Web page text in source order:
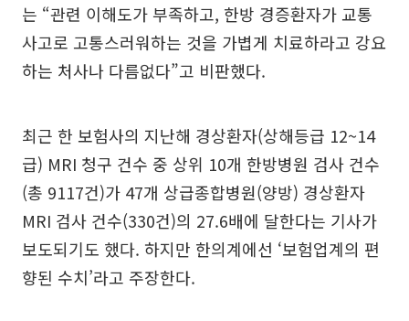
는 “관련 이해도가 부족하고, 한방 경증환자가 교통
사고로 고통스러워하는 것을 가볍게 치료하라고 강요
하는 처사나 다름없다”고 비판했다.
최근 한 보험사의 지난해 경상환자(상해등급 12~14
급) MRI 청구 건수 중 상위 10개 한방병원 검사 건수
(총 9117건)가 47개 상급종합병원(양방) 경상환자
MRI 검사 건수(330건)의 27.6배에 달한다는 기사가
보도되기도 했다. 하지만 한의계에선 ‘보험업계의 편
향된 수치’라고 주장한다.